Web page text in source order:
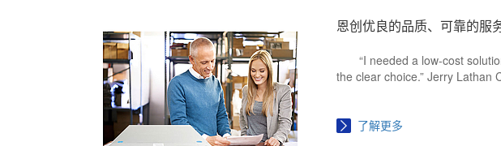
恩创优良的品质、可靠的服
“I needed a low-cost
the clear choice.” Jerry Lathan
了解更多